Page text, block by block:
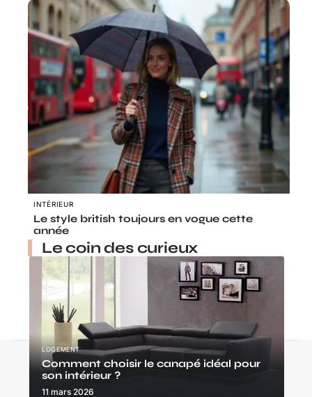
INTÉRIEUR
Le style british toujours en vogue cette
année
Le coin des curieux
LOGEMENT
Comment choisir le canapé idéal pour
son intérieur ?
11 mars 2026
© 2025 | homedome.fr
Contact Mentions légales Sitemap